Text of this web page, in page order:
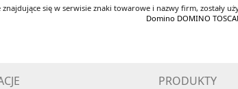
znajdujące się w serwisie znaki towarowe i nazwy firm, zostały
Domino DOMINO
PRODUKTY